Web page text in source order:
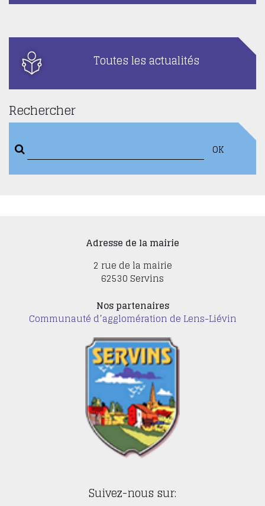
Toutes les actualités
Rechercher
OK
Adresse de la mairie
2 rue de la mairie
62530 Servins
Nos partenaires
Communauté d’agglomération de Lens-Liévin
Suivez-nous sur: